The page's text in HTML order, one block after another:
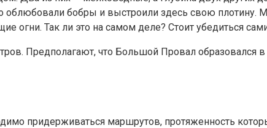
облюбовали бобры и выстроили здесь свою плотину.
огни. Так ли это на самом деле? Стоит убедиться
Предполагают, что Большой Провал образовался в
придерживаться маршрутов, протяженность